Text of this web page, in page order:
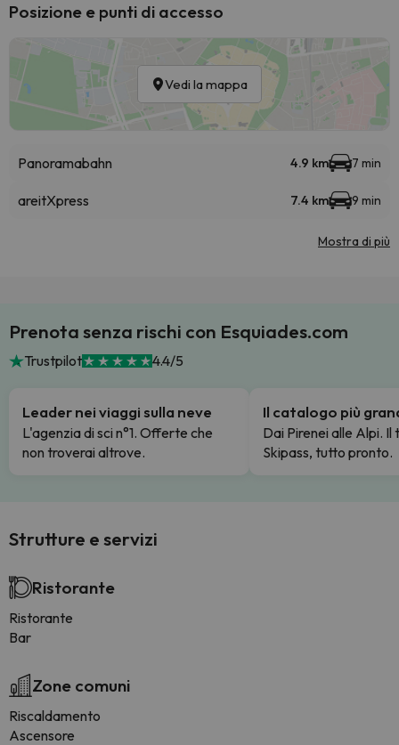
Posizione e punti di accesso
Vedi la mappa
Panoramabahn 4.9 km 7 min
areitXpress 7.4 km 9 min
Mostra di più
Prenota senza rischi con Esquiades.com
Trustpilot 4.4/5
Leader nei viaggi sulla neve
L'agenzia di sci n°1. Offerte che
non troverai altrove.
Il catalogo più
Dai Pirenei alle Alpi. Il
Skipass, tutto pronto.
Strutture e servizi
Ristorante
Ristorante
Bar
Zone comuni
Riscaldamento
Ascensore